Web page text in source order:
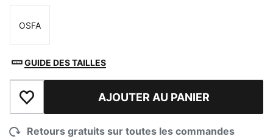
Taille
OSFA
GUIDE DES TAILLES
Ajouter à la liste de souhaits
AJOUTER AU PANIER
Retours gratuits sur toutes les commandes